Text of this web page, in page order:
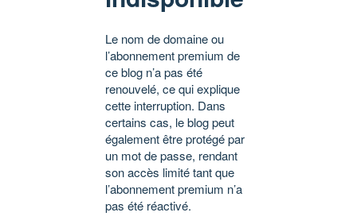
Le nom de domaine ou
l’abonnement premium de
ce blog n’a pas été
renouvelé, ce qui explique
cette interruption. Dans
certains cas, le blog peut
également être protégé par
un mot de passe, rendant
son accès limité tant que
l’abonnement premium n’a
pas été réactivé.